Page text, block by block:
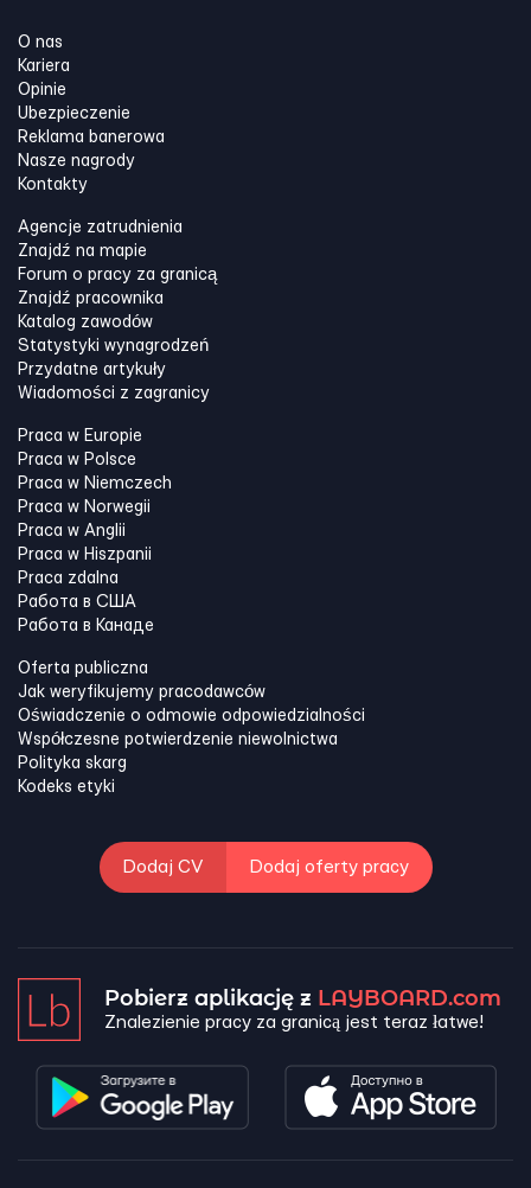
O nas
Kariera
Opinie
Ubezpieczenie
Reklama banerowa
Nasze nagrody
Kontakty
Agencje zatrudnienia
Znajdź na mapie
Forum o pracy za granicą
Znajdź pracownika
Katalog zawodów
Statystyki wynagrodzeń
Przydatne artykuły
Wiadomości z zagranicy
Praca w Europie
Praca w Polsce
Praca w Niemczech
Praca w Norwegii
Praca w Anglii
Praca w Hiszpanii
Praca zdalna
Работа в США
Работа в Канадe
Oferta publiczna
Jak weryfikujemy pracodawców
Oświadczenie o odmowie odpowiedzialności
Współczesne potwierdzenie niewolnictwa
Polityka skarg
Kodeks etyki
Dodaj CV Dodaj oferty pracy
Pobierz aplikację z LAYBOARD.com
Znalezienie pracy za granicą jest teraz łatwe!